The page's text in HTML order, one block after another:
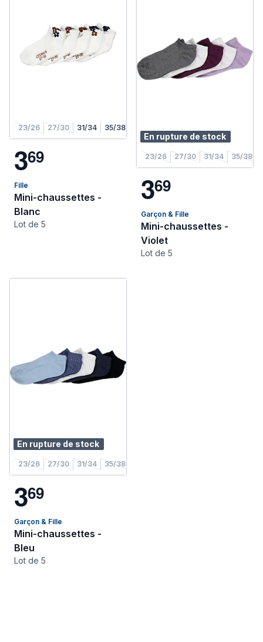
23/26 27/30 31/34 35/38
369
Fille
Mini-chaussettes -
Blanc
Lot de 5
En rupture de stock
23/26 27/30 31/34 35/38
369
Garçon & Fille
Mini-chaussettes -
Violet
Lot de 5
En rupture de stock
23/26 27/30 31/34 35/38
369
Garçon & Fille
Mini-chaussettes -
Bleu
Lot de 5